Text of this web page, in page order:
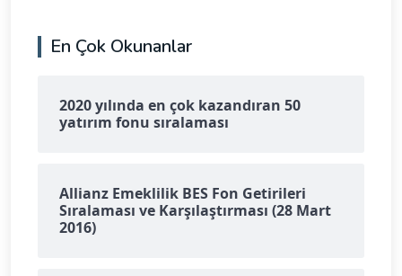
En Çok Okunanlar
2020 yılında en çok kazandıran 50
yatırım fonu sıralaması
Allianz Emeklilik BES Fon Getirileri
Sıralaması ve Karşılaştırması (28 Mart
2016)